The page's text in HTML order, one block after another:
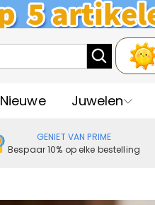
Nieuwe Juwelen
GENIET VAN PRIME
Bespaar 10% op elke bestelling